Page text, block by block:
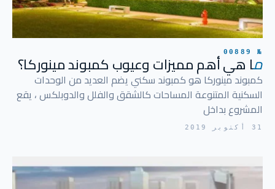
№ 00889
ما هي أهم مميزات وعيوب كمبوند مينوركا؟
كمبوند مينوركا هو كمبوند سكني يضم العديد من الوحدات
السكنية المتنوعة المساحات كالشقق والفلل والدوبلكس ، يقع
المشروع بداخل
31 أكتوبر 2019